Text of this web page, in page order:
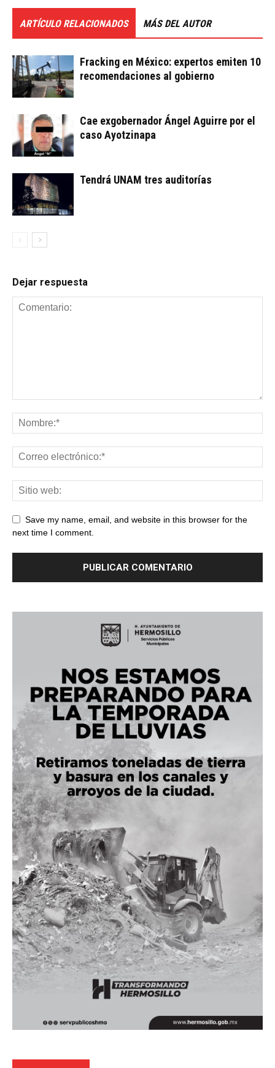
ARTÍCULO RELACIONADOS MÁS DEL AUTOR
Fracking en México: expertos emiten 10
recomendaciones al gobierno
Cae exgobernador Ángel Aguirre por el
caso Ayotzinapa
Tendrá UNAM tres auditorías
Dejar respuesta
Save my name, email, and website in this browser for the
next time I comment.